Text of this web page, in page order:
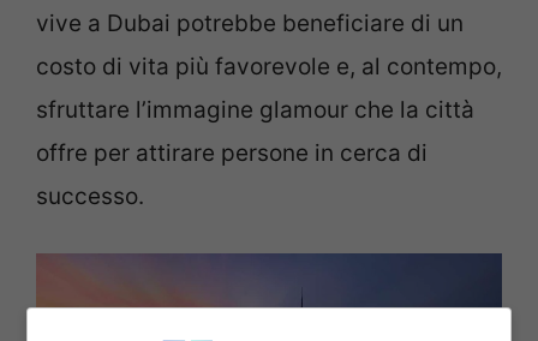
vive a Dubai potrebbe beneficiare di un
costo di vita più favorevole e, al contempo,
sfruttare l’immagine glamour che la città
offre per attirare persone in cerca di
successo.